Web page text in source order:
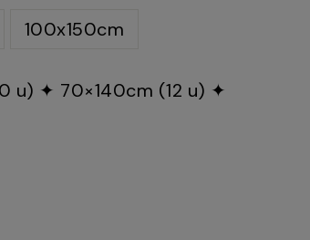
100x150cm
u) ✦ 70×140cm (12 u) ✦